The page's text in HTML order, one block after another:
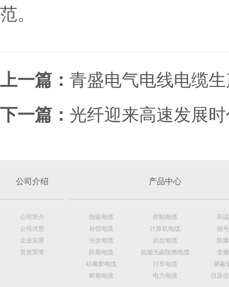
范。
上一篇： 青盛电气电线电缆
下一篇： 光纤迎来高速发展
公司介绍
公司简介
公司优势
企业实景
资质荣誉
产品中心
拖链电缆 控制电缆
高
补偿电缆
计算机电缆
信
光伏电缆
抗拉电缆
防
防腐电缆
低烟无卤阻燃电缆
变
硅橡胶电缆
行车电缆
屏蔽
耐寒电缆
电力电缆 仪器